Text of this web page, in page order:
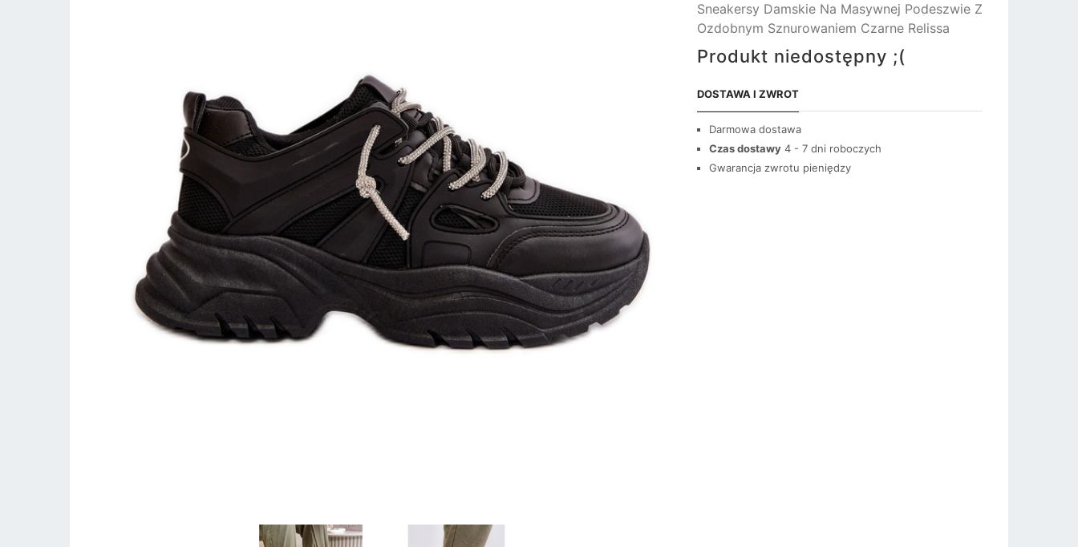
Sneakersy Damskie Na Masywnej Podeszwie Z
Ozdobnym Sznurowaniem Czarne Relissa
Produkt niedostępny ;(
DOSTAWA I ZWROT
Darmowa dostawa
Czas dostawy 4 - 7 dni roboczych
Gwarancja zwrotu pieniędzy